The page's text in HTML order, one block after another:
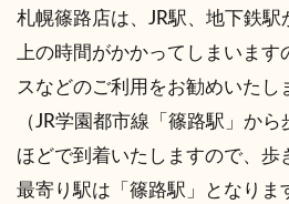
札幌篠路店は、JR駅、地下鉄
上の時間がかかってしまいま
スなどのご利用をお勧めいたし
（JR学園都市線「篠路駅」か
ほどで到着いたしますので、歩
最寄り駅は「篠路駅」となりま